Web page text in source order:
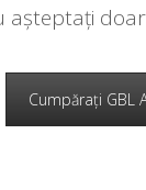
Cumpărați GBL